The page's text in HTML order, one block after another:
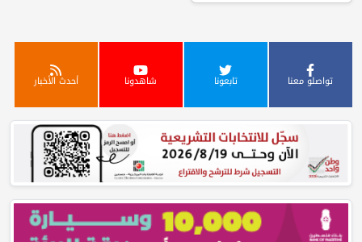
تواصلو معنا تابعونا شاهدونا أحدث الأخبار